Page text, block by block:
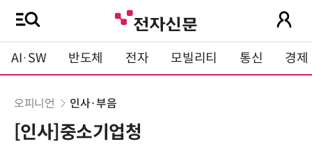
AI·SW 반도체 전자 모빌리티 통신 경제
오피니언 인사·부음
[인사]중소기업청